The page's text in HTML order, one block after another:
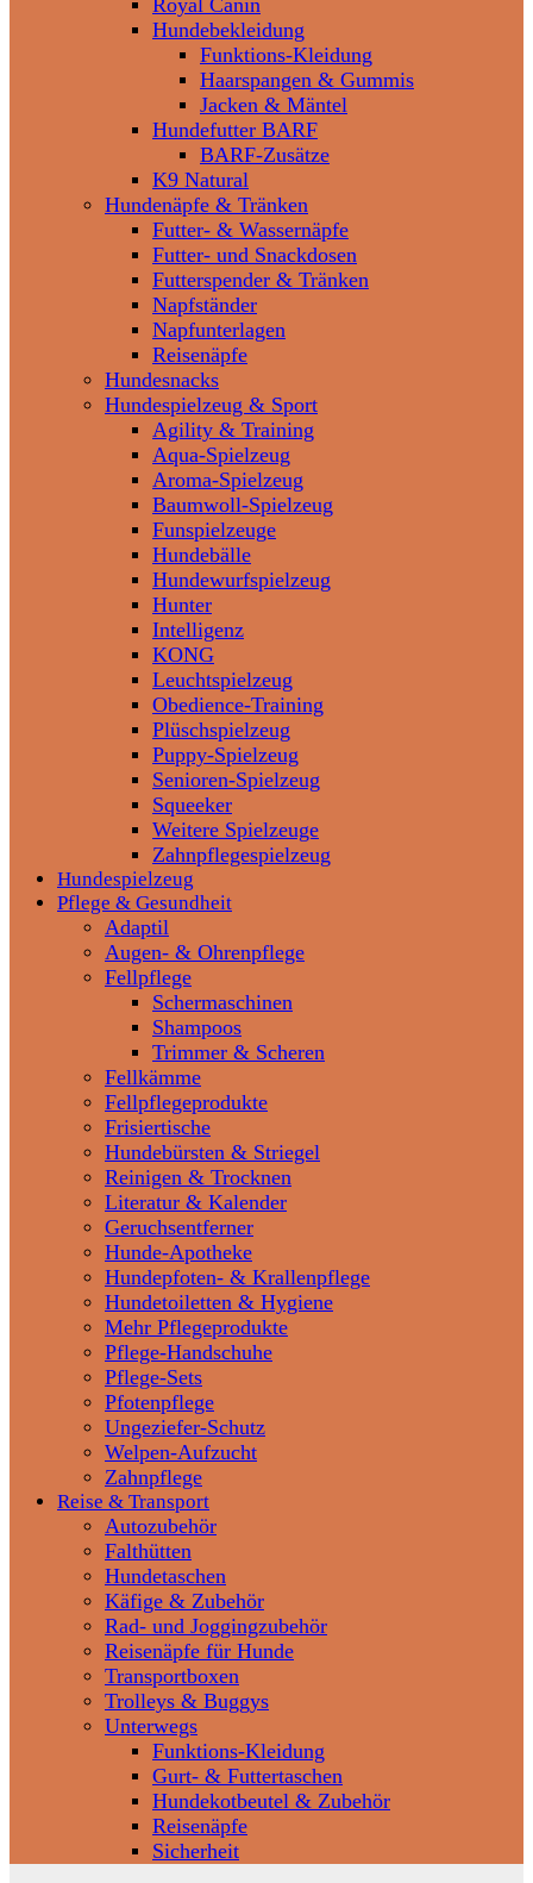
Hundebekleidung
Funktions-Kleidung
Haarspangen & Gummis
Jacken & Mäntel
Hundefutter BARF
BARF-Zusätze
K9 Natural
Hundenäpfe & Tränken
Futter- & Wassernäpfe
Futter- und Snackdosen
Futterspender & Tränken
Napfständer
Napfunterlagen
Reisenäpfe
Hundesnacks
Hundespielzeug & Sport
Agility & Training
Aqua-Spielzeug
Aroma-Spielzeug
Baumwoll-Spielzeug
Funspielzeuge
Hundebälle
Hundewurfspielzeug
Hunter
Intelligenz
KONG
Leuchtspielzeug
Obedience-Training
Plüschspielzeug
Puppy-Spielzeug
Senioren-Spielzeug
Squeeker
Weitere Spielzeuge
Zahnpflegespielzeug
Hundespielzeug
Pflege & Gesundheit
Adaptil
Augen- & Ohrenpflege
Fellpflege
Schermaschinen
Shampoos
Trimmer & Scheren
Fellkämme
Fellpflegeprodukte
Frisiertische
Hundebürsten & Striegel
Reinigen & Trocknen
Literatur & Kalender
Geruchsentferner
Hunde-Apotheke
Hundepfoten- & Krallenpflege
Hundetoiletten & Hygiene
Mehr Pflegeprodukte
Pflege-Handschuhe
Pflege-Sets
Pfotenpflege
Ungeziefer-Schutz
Welpen-Aufzucht
Zahnpflege
Reise & Transport
Autozubehör
Falthütten
Hundetaschen
Käfige & Zubehör
Rad- und Joggingzubehör
Reisenäpfe für Hunde
Transportboxen
Trolleys & Buggys
Unterwegs
Funktions-Kleidung
Gurt- & Futtertaschen
Hundekotbeutel & Zubehör
Reisenäpfe
Sicherheit